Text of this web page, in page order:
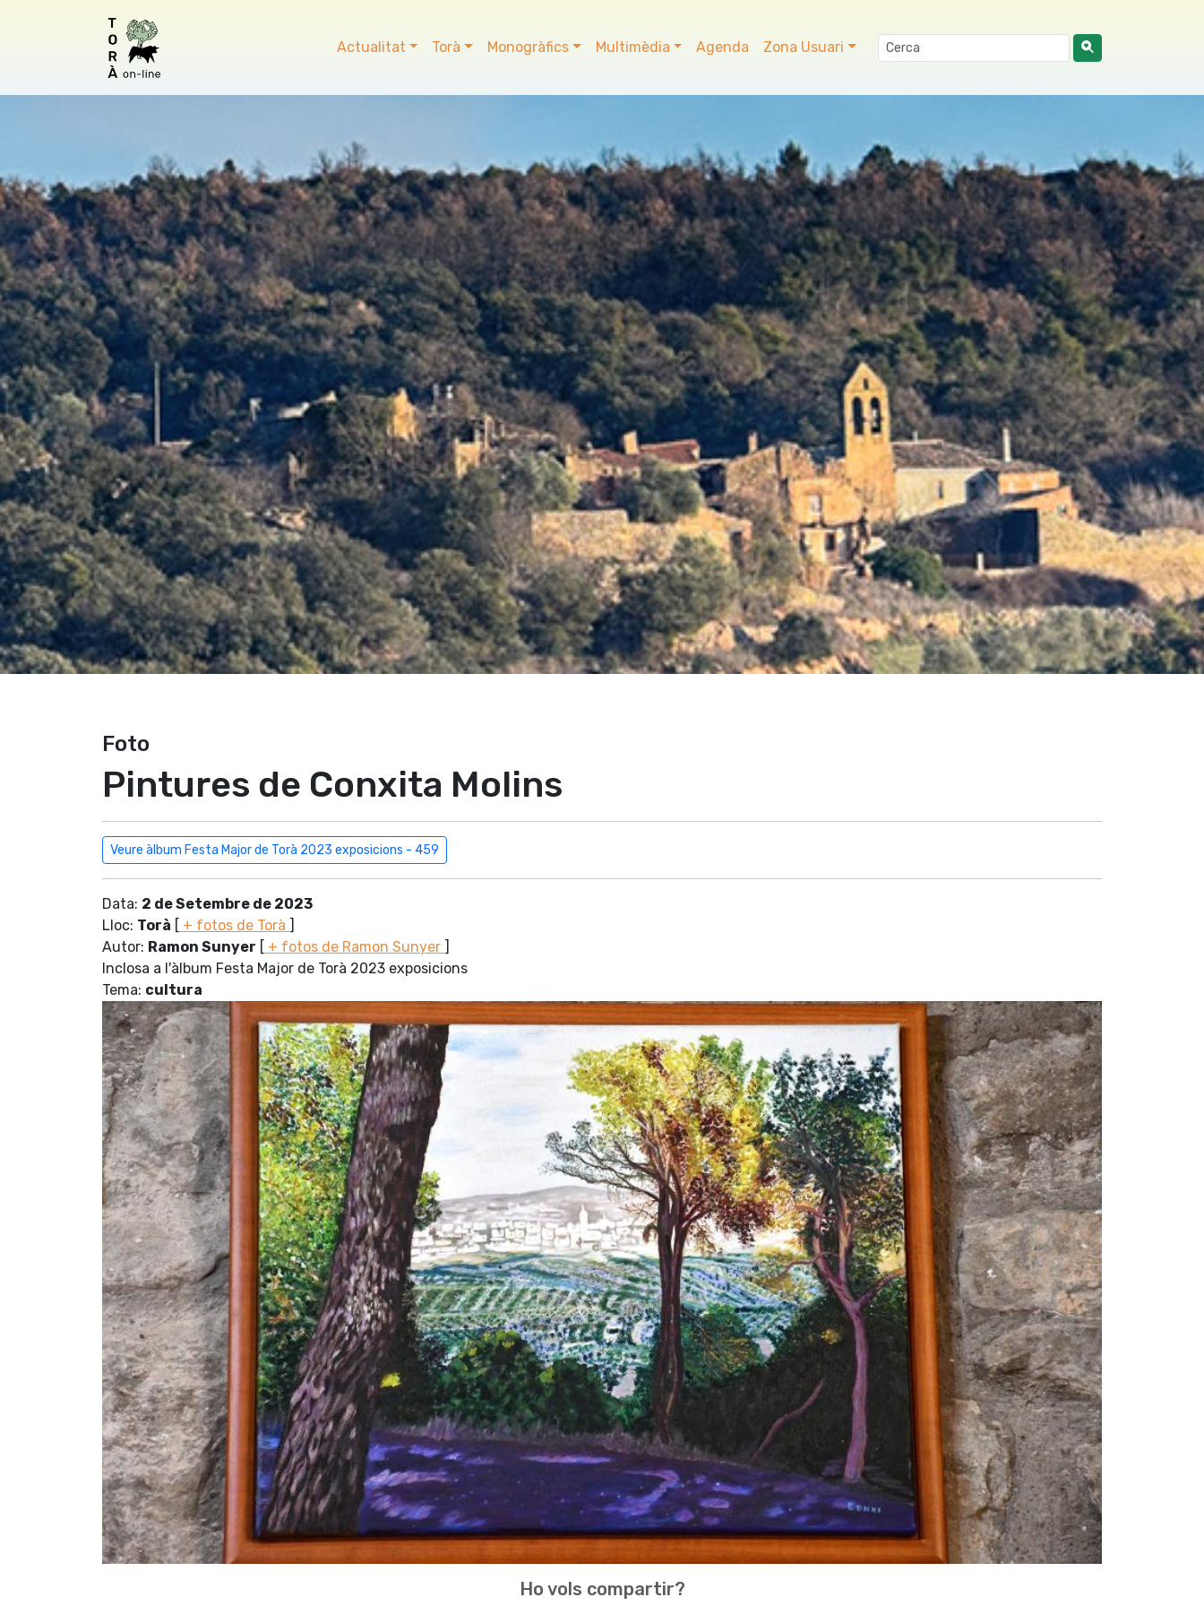
Actualitat Torà Monogràfics Multimèdia Agenda Zona Usuari
Foto
Pintures de Conxita Molins
Veure àlbum Festa Major de Torà 2023 exposicions - 459
Data: 2 de Setembre de 2023
Lloc: Torà [ + fotos de Torà ]
Autor: Ramon Sunyer [ + fotos de Ramon Sunyer ]
Inclosa a l'àlbum Festa Major de Torà 2023 exposicions
Tema: cultura
Ho vols compartir?